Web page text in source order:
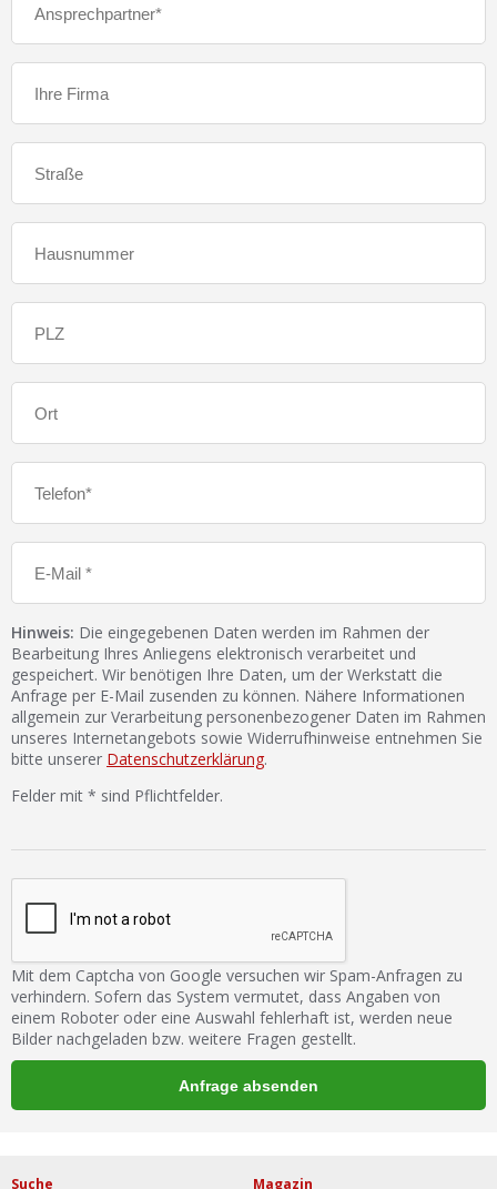
Hinweis: Die eingegebenen Daten werden im Rahmen der
Bearbeitung Ihres Anliegens elektronisch verarbeitet und
gespeichert. Wir benötigen Ihre Daten, um der Werkstatt die
Anfrage per E-Mail zusenden zu können. Nähere Informationen
allgemein zur Verarbeitung personenbezogener Daten im Rahmen
unseres Internetangebots sowie Widerrufhinweise entnehmen Sie
bitte unserer Datenschutzerklärung.
Felder mit * sind Pflichtfelder.
Mit dem Captcha von Google versuchen wir Spam-Anfragen zu
verhindern. Sofern das System vermutet, dass Angaben von
einem Roboter oder eine Auswahl fehlerhaft ist, werden neue
Bilder nachgeladen bzw. weitere Fragen gestellt.
Suche Magazin